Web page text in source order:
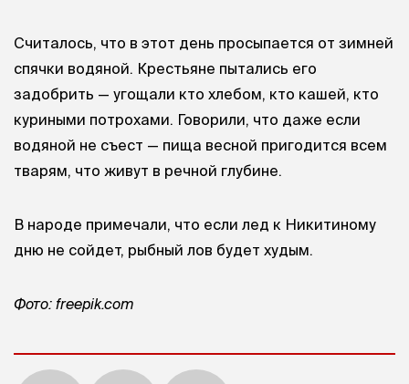
Считалось, что в этот день просыпается от зимней
спячки водяной. Крестьяне пытались его
задобрить — угощали кто хлебом, кто кашей, кто
куриными потрохами. Говорили, что даже если
водяной не съест — пища весной пригодится всем
тварям, что живут в речной глубине.
В народе примечали, что если лед к Никитиному
дню не сойдет, рыбный лов будет худым.
Фото: freepik.com